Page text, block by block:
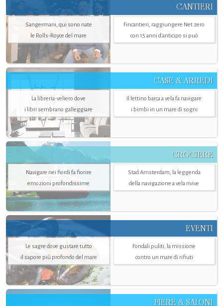
CANTIERI
Sangermani, qui sono nate
le Rolls-Royce del mare
Fincantieri, raggiungere Net zero
con 15 anni d'anticipo si può
CASE & ARREDI
La libreria-veliero dove
i libri sembrano galleggiare
Il lettino barca a vela fa navigare
i bimbi in un mare di sogni
CROCIERE
Navigare nei fiordi fa fiorire
emozioni profondissime
Stad Amsterdam, la leggenda
della navigazione a vela rivive
EVENTI
Le sagre dove gustare tutto
il sapore più profondo del mare
Fondali puliti, la missione
contro un mare di rifiuti
FIERE & SALONI